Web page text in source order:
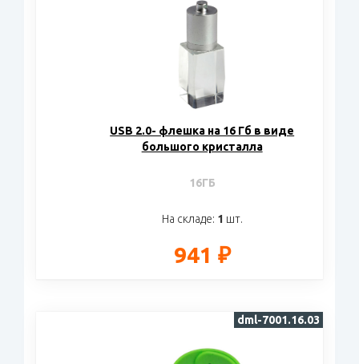
USB 2.0- флешка на 16 Гб в виде
большого кристалла
16ГБ
На складе: 1 шт.
941 ₽
dml-7001.16.03